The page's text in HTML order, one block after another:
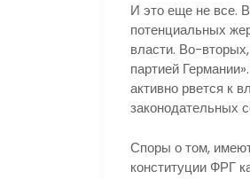
И это еще не все.
потенциальных
власти. Во-
партией
активно рвется к
законодательных
Споры о том,
конституции ФРГ